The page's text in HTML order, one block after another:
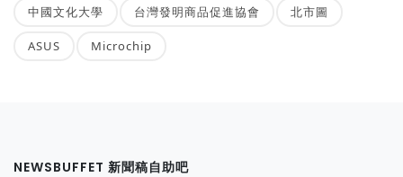
中國文化大學 台灣發明商品促進協會 北市圖
ASUS Microchip
NEWSBUFFET 新聞稿自助吧